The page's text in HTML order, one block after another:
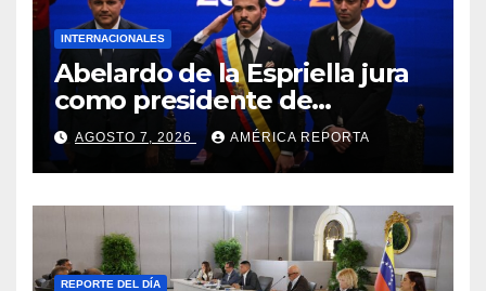
INTERNACIONALES
Abelardo de la Espriella jura
como presidente de
Colombia para el periodo
2026-2030
AGOSTO 7, 2026 AMÉRICA REPORTA
REPORTE DEL DÍA